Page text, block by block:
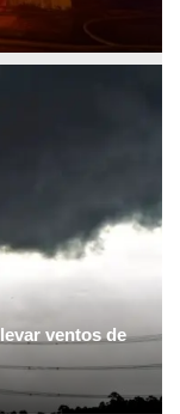
ventos de